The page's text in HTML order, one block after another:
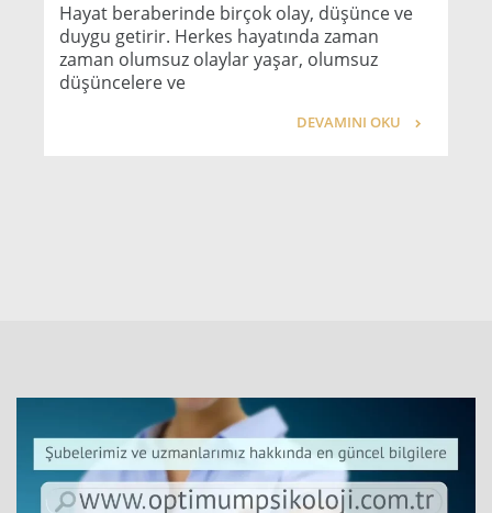
Hayat beraberinde birçok olay, düşünce ve
duygu getirir. Herkes hayatında zaman
zaman olumsuz olaylar yaşar, olumsuz
düşüncelere ve
DEVAMINI OKU